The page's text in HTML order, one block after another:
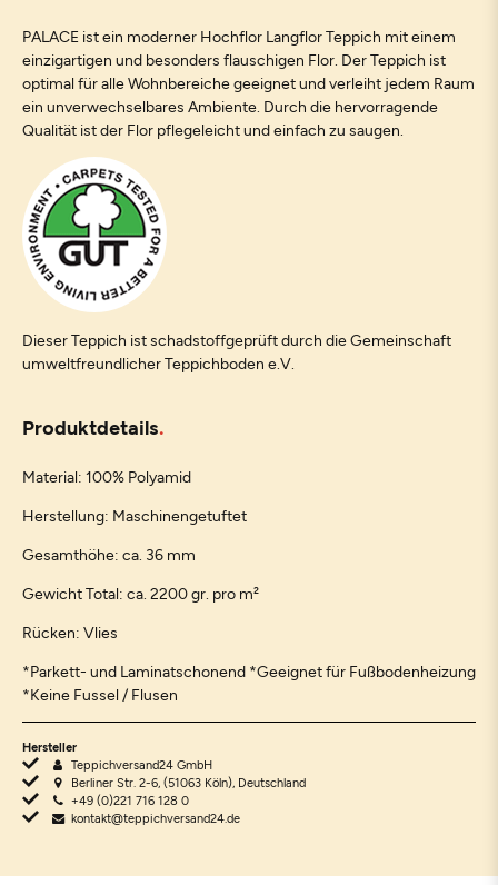
PALACE ist ein moderner Hochflor Langflor Teppich mit einem
einzigartigen und besonders flauschigen Flor. Der Teppich ist
optimal für alle Wohnbereiche geeignet und verleiht jedem Raum
ein unverwechselbares Ambiente. Durch die hervorragende
Qualität ist der Flor pflegeleicht und einfach zu saugen.
Dieser Teppich ist schadstoffgeprüft durch die Gemeinschaft
umweltfreundlicher Teppichboden e.V.
Produktdetails
Material: 100% Polyamid
Herstellung: Maschinengetuftet
Gesamthöhe: ca. 36 mm
Gewicht Total: ca. 2200 gr. pro m²
Rücken: Vlies
*Parkett- und Laminatschonend *Geeignet für Fußbodenheizung
*Keine Fussel / Flusen
Hersteller
Teppichversand24 GmbH
Berliner Str. 2-6, (51063 Köln), Deutschland
+49 (0)221 716 128 0
kontakt@teppichversand24.de